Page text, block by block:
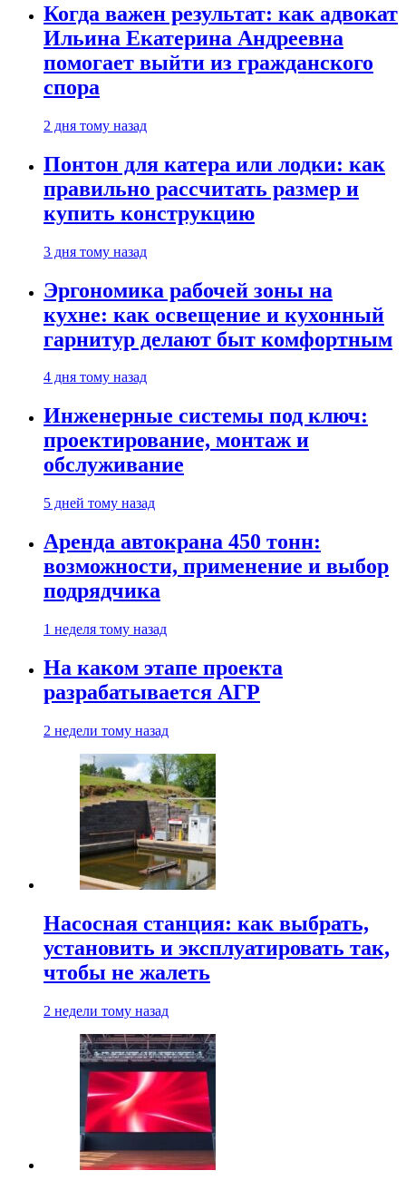
Когда важен результат: как адвокат
Ильина Екатерина Андреевна
помогает выйти из гражданского
спора
2 дня тому назад
Понтон для катера или лодки: как
правильно рассчитать размер и
купить конструкцию
3 дня тому назад
Эргономика рабочей зоны на
кухне: как освещение и кухонный
гарнитур делают быт комфортным
4 дня тому назад
Инженерные системы под ключ:
проектирование, монтаж и
обслуживание
5 дней тому назад
Аренда автокрана 450 тонн:
возможности, применение и выбор
подрядчика
1 неделя тому назад
На каком этапе проекта
разрабатывается АГР
2 недели тому назад
Насосная станция: как выбрать,
установить и эксплуатировать так,
чтобы не жалеть
2 недели тому назад